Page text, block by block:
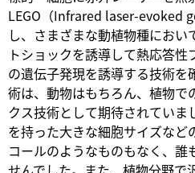
LEGO（Infrared laser-evoked
し、さまざまな動植物種にお
トショックを誘導して熱応答
の遺伝子発現を誘導する技術を
術は、動物はもちろん、植物で
クス技術として期待されてい
を持った大きな細胞サイズなど
コールのようなものもなく、誰